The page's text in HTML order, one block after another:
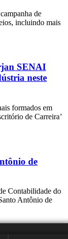
de
incluindo mais
SENAI
neste
formados em
de Carreira’
de
Contabilidade do
Antônio de